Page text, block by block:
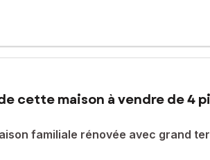
cette maison à vendre de 4
familiale rénovée avec grand